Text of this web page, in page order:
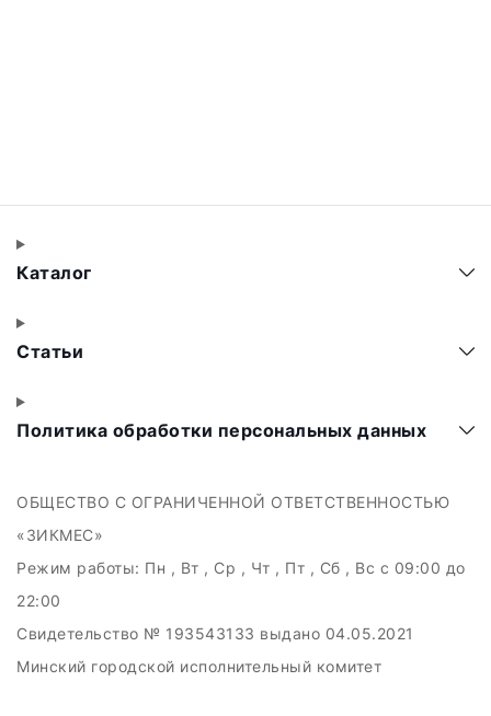
Каталог
Статьи
Политика обработки персональных данных
ОБЩЕСТВО С ОГРАНИЧЕННОЙ ОТВЕТСТВЕННОСТЬЮ
«ЗИКМЕС»
Режим работы: Пн , Вт , Ср , Чт , Пт , Сб , Вс c 09:00 до
22:00
Свидетельство № 193543133 выдано 04.05.2021
Минский городской исполнительный комитет